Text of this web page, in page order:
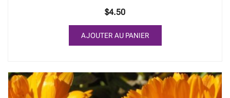
$4.50
AJOUTER AU PANIER